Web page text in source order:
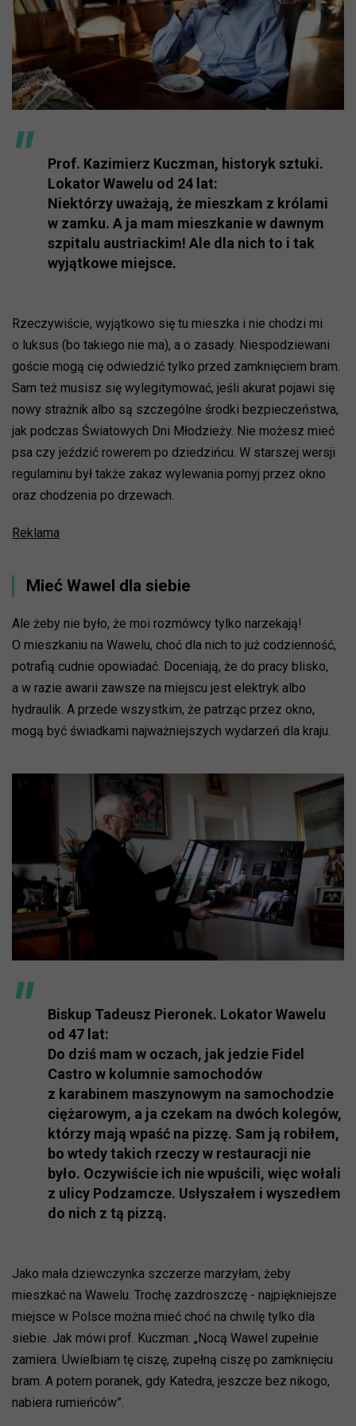
Prof. Kazimierz Kuczman, historyk sztuki.
Lokator Wawelu od 24 lat:
Niektórzy uważają, że mieszkam z królami
w zamku. A ja mam mieszkanie w dawnym
szpitalu austriackim! Ale dla nich to i tak
wyjątkowe miejsce.
Rzeczywiście, wyjątkowo się tu mieszka i nie chodzi mi
o luksus (bo takiego nie ma), a o zasady. Niespodziewani
goście mogą cię odwiedzić tylko przed zamknięciem bram.
Sam też musisz się wylegitymować, jeśli akurat pojawi się
nowy strażnik albo są szczególne środki bezpieczeństwa,
jak podczas Światowych Dni Młodzieży. Nie możesz mieć
psa czy jeździć rowerem po dziedzińcu. W starszej wersji
regulaminu był także zakaz wylewania pomyj przez okno
oraz chodzenia po drzewach.
Reklama
Mieć Wawel dla siebie
Ale żeby nie było, że moi rozmówcy tylko narzekają!
O mieszkaniu na Wawelu, choć dla nich to już codzienność,
potrafią cudnie opowiadać. Doceniają, że do pracy blisko,
a w razie awarii zawsze na miejscu jest elektryk albo
hydraulik. A przede wszystkim, że patrząc przez okno,
mogą być świadkami najważniejszych wydarzeń dla kraju.
Biskup Tadeusz Pieronek. Lokator Wawelu
od 47 lat:
Do dziś mam w oczach, jak jedzie Fidel
Castro w kolumnie samochodów
z karabinem maszynowym na samochodzie
ciężarowym, a ja czekam na dwóch kolegów,
którzy mają wpaść na pizzę. Sam ją robiłem,
bo wtedy takich rzeczy w restauracji nie
było. Oczywiście ich nie wpuścili, więc wołali
z ulicy Podzamcze. Usłyszałem i wyszedłem
do nich z tą pizzą.
Jako mała dziewczynka szczerze marzyłam, żeby
mieszkać na Wawelu. Trochę zazdroszczę - najpiękniejsze
miejsce w Polsce można mieć choć na chwilę tylko dla
siebie. Jak mówi prof. Kuczman: „Nocą Wawel zupełnie
zamiera. Uwielbiam tę ciszę, zupełną ciszę po zamknięciu
bram. A potem poranek, gdy Katedra, jeszcze bez nikogo,
nabiera rumieńców”.